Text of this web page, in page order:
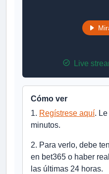
Live
Cómo ver
1. Regístrese aquí.
minutos.
2. Para verlo, debe
en bet365 o haber
las últimas 24 horas.